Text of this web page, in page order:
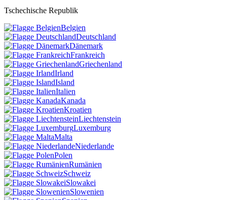
Tschechische Republik
Belgien
Deutschland
Dänemark
Frankreich
Griechenland
Irland
Island
Italien
Kanada
Kroatien
Liechtenstein
Luxemburg
Malta
Niederlande
Polen
Rumänien
Schweiz
Slowakei
Slowenien